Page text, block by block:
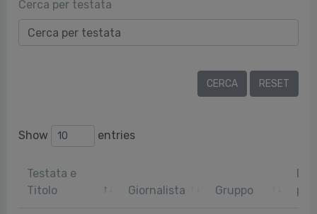
Cerca per testata
Show entries
Testata e
Titolo
Giornalista Gruppo